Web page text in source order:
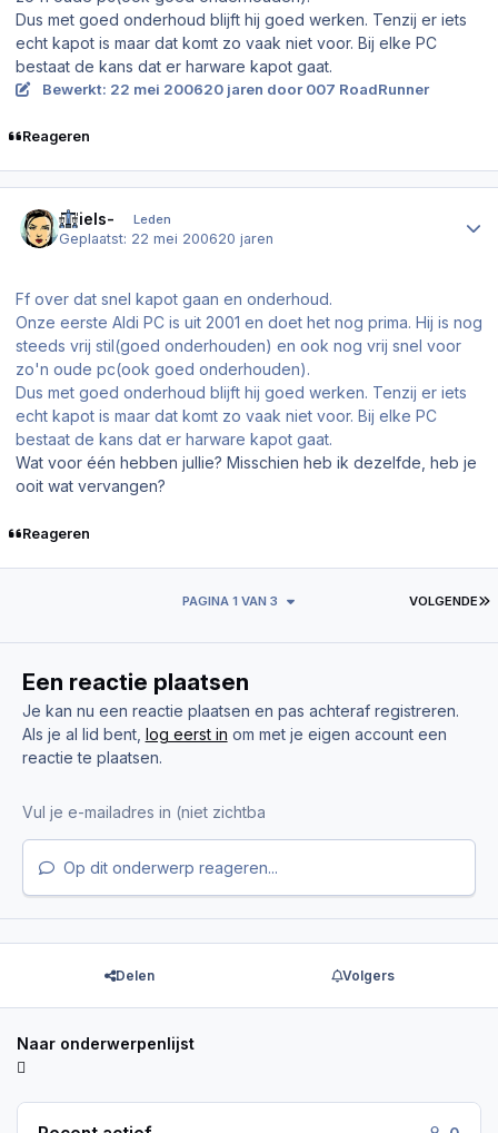
Dus met goed onderhoud blijft hij goed werken. Tenzij er iets
echt kapot is maar dat komt zo vaak niet voor. Bij elke PC
bestaat de kans dat er harware kapot gaat.
Bewerkt: 22 mei 200620 jaren door 007 RoadRunner
Reageren
-Niels- Leden
Geplaatst: 22 mei 200620 jaren
Ff over dat snel kapot gaan en onderhoud.
Onze eerste Aldi PC is uit 2001 en doet het nog prima. Hij is nog
steeds vrij stil(goed onderhouden) en ook nog vrij snel voor
zo'n oude pc(ook goed onderhouden).
Dus met goed onderhoud blijft hij goed werken. Tenzij er iets
echt kapot is maar dat komt zo vaak niet voor. Bij elke PC
bestaat de kans dat er harware kapot gaat.
Wat voor één hebben jullie? Misschien heb ik dezelfde, heb je
ooit wat vervangen?
Reageren
VOLGENDE
PAGINA 1 VAN 3
Een reactie plaatsen
Je kan nu een reactie plaatsen en pas achteraf registreren.
Als je al lid bent, log eerst in om met je eigen account een
reactie te plaatsen.
Op dit onderwerp reageren...
Delen Volgers
Naar onderwerpenlijst